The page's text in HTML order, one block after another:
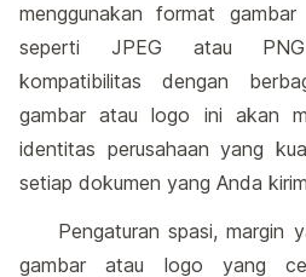
menggunakan format
seperti JPEG atau
kompatibilitas dengan
gambar atau logo ini akan
identitas perusahaan yang
setiap dokumen yang Anda
Pengaturan spasi, margin
gambar atau logo yang